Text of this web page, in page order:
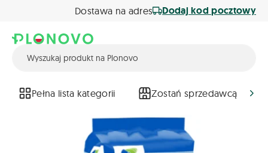
Dostawa na adres Dodaj kod pocztowy
Pełna lista kategorii Zostań sprzedawcą